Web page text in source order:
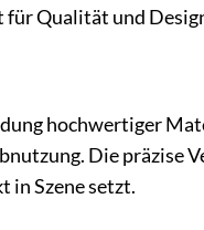
für Qualität und
hochwertiger
Die präzise
in Szene setzt.